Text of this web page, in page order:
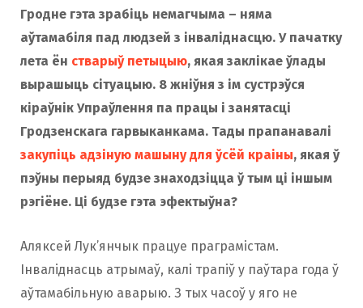
Гродне гэта зрабіць немагчыма – няма
аўтамабіля пад людзей з інваліднасцю. У пачатку
лета ён стварыў петыцыю, якая заклікае ўлады
вырашыць сітуацыю. 8 жніўня з ім сустрэўся
кіраўнік Упраўлення па працы і занятасці
Гродзенскага гарвыканкама. Тады прапанавалі
закупіць адзіную машыну для ўсёй краіны, якая ў
пэўны перыяд будзе знаходзіцца ў тым ці іншым
рэгіёне. Ці будзе гэта эфектыўна?
Аляксей Лук’янчык працуе праграмістам.
Інваліднасць атрымаў, калі трапіў у паўтара года ў
аўтамабільную аварыю. З тых часоў у яго не